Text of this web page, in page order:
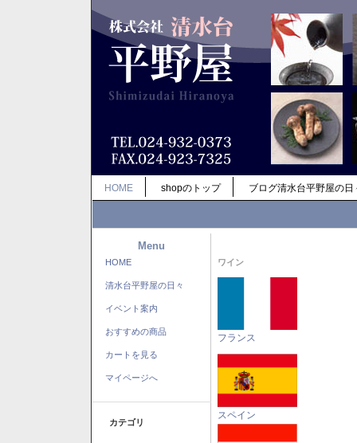
HOME shopのトップ ブログ清水台平野屋の日
Menu
HOME
清水台平野屋の日々
イベント案内
おすすめの商品
カートを見る
マイページへ
カテゴリ
ワイン
フランス
スペイン